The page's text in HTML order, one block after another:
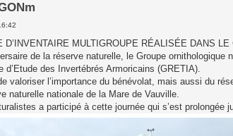
D’INVENTAIRE MULTIGROUPE RÉALISÉE DANS
de la réserve naturelle, le Groupe
d’Etude des Invertébrés Armoricains (GRETIA).
valoriser l’importance du bénévolat, mais aussi du
naturelle nationale de la Mare de Vauville.
a participé à cette journée qui s’est